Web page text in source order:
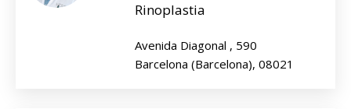
Rinoplastia
Avenida Diagonal , 590
Barcelona (Barcelona), 08021